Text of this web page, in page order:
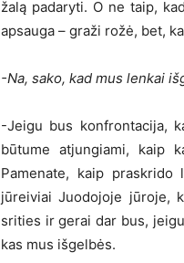
žalą padaryti. O ne taip,
apsauga – graži rožė, bet,
-Na, sako, kad mus lenkai
-Jeigu bus konfrontacija,
būtume atjungiami, kaip
Pamenate, kaip
jūreiviai Juodojoje jūroje,
srities ir gerai dar bus,
kas mus išgelbės.